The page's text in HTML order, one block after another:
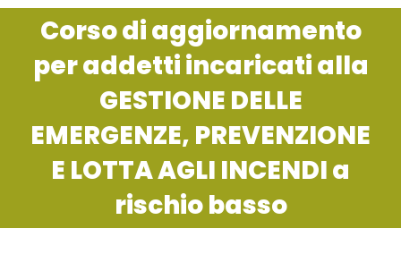
HOME
CHI SIAMO
PROFESSIONISTI
Corso di aggiornamento
per addetti incaricati alla
GESTIONE DELLE
EMERGENZE, PREVENZIONE
E LOTTA AGLI INCENDI a
rischio basso